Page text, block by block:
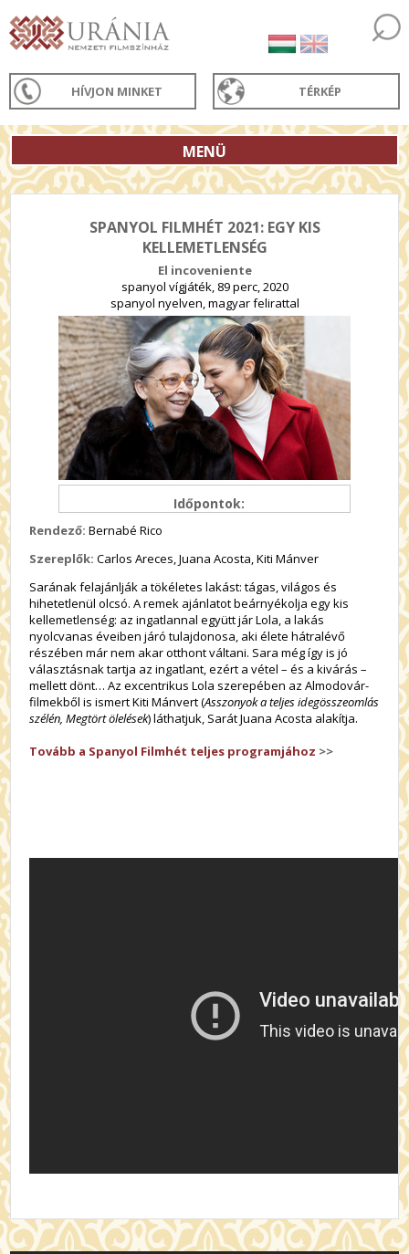
HÍVJON MINKET TÉRKÉP
MENÜ
SPANYOL FILMHÉT 2021: EGY KIS
KELLEMETLENSÉG
El incoveniente
spanyol vígjáték, 89 perc, 2020
spanyol nyelven, magyar felirattal
Időpontok:
Rendező: Bernabé Rico
Szereplők: Carlos Areces, Juana Acosta, Kiti Mánver
Sarának felajánlják a tökéletes lakást: tágas, világos és
hihetetlenül olcsó. A remek ajánlatot beárnyékolja egy kis
kellemetlenség: az ingatlannal együtt jár Lola, a lakás
nyolcvanas éveiben járó tulajdonosa, aki élete hátralévő
részében már nem akar otthont váltani. Sara még így is jó
választásnak tartja az ingatlant, ezért a vétel – és a kivárás –
mellett dönt… Az excentrikus Lola szerepében az Almodovár-
filmekből is ismert Kiti Mánvert (Asszonyok a teljes idegösszeomlás
szélén, Megtört ölelések) láthatjuk, Sarát Juana Acosta alakítja.
Tovább a Spanyol Filmhét teljes programjához >>